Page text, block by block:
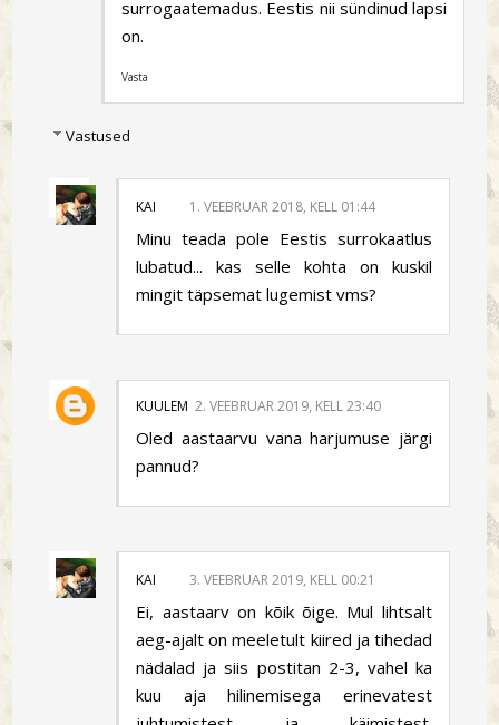
surrogaatemadus. Eestis nii sündinud lapsi
on.
Vasta
Vastused
KAI 1. VEEBRUAR 2018, KELL 01:44
Minu teada pole Eestis surrokaatlus
lubatud... kas selle kohta on kuskil
mingit täpsemat lugemist vms?
KUULEM 2. VEEBRUAR 2019, KELL 23:40
Oled aastaarvu vana harjumuse järgi
pannud?
KAI 3. VEEBRUAR 2019, KELL 00:21
Ei, aastaarv on kõik õige. Mul lihtsalt
aeg-ajalt on meeletult kiired ja tihedad
nädalad ja siis postitan 2-3, vahel ka
kuu aja hilinemisega erinevatest